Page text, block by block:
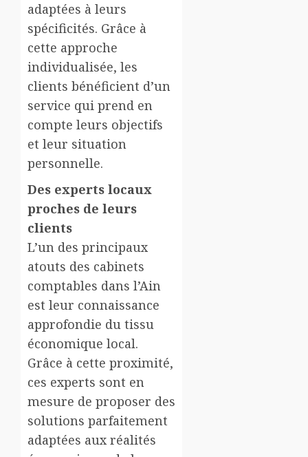
adaptées à leurs
spécificités. Grâce à
cette approche
individualisée, les
clients bénéficient d’un
service qui prend en
compte leurs objectifs
et leur situation
personnelle.
Des experts locaux
proches de leurs
clients
L’un des principaux
atouts des cabinets
comptables dans l’Ain
est leur connaissance
approfondie du tissu
économique local.
Grâce à cette proximité,
ces experts sont en
mesure de proposer des
solutions parfaitement
adaptées aux réalités